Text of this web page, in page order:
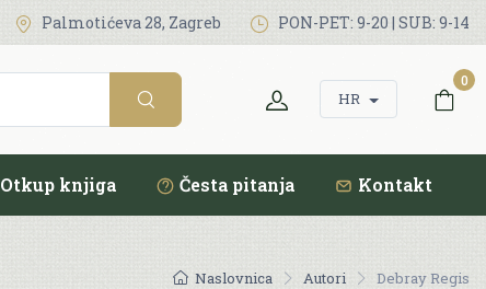
Palmotićeva 28, Zagreb PON-PET: 9-20 | SUB: 9-14
HR
0
Otkup knjiga Česta pitanja Kontakt
Naslovnica Autori Debray Regis